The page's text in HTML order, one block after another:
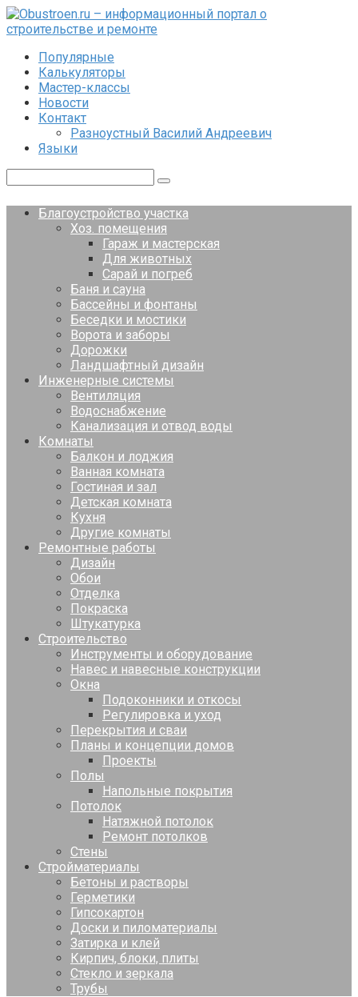
Перейти
к
Популярные
Калькуляторы
Мастер-классы
Новости
Контакт
Разноустный Василий Андреевич
Языки
Благоустройство участка
Хоз. помещения
Гараж и мастерская
Для животных
Сарай и погреб
Баня и сауна
Бассейны и фонтаны
Беседки и мостики
Ворота и заборы
Дорожки
Ландшафтный дизайн
Инженерные системы
Вентиляция
Водоснабжение
Канализация и отвод воды
Комнаты
Балкон и лоджия
Ванная комната
Гостиная и зал
Детская комната
Кухня
Другие комнаты
Ремонтные работы
Дизайн
Обои
Отделка
Покраска
Штукатурка
Строительство
Инструменты и оборудование
Навес и навесные конструкции
Окна
Подоконники и откосы
Регулировка и уход
Перекрытия и сваи
Планы и концепции домов
Проекты
Полы
Напольные покрытия
Потолок
Натяжной потолок
Ремонт потолков
Стены
Стройматериалы
Бетоны и растворы
Герметики
Гипсокартон
Доски и пиломатериалы
Затирка и клей
Кирпич, блоки, плиты
Стекло и зеркала
Трубы